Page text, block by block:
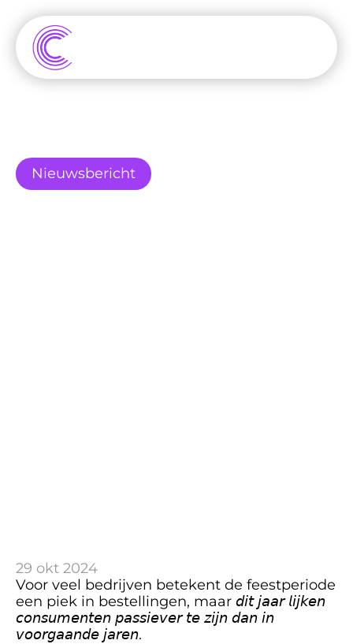
Nieuwsbericht
29 okt 2024
Voor veel bedrijven betekent de feestperiode
een piek in bestellingen, maar 𝘥𝘪𝘵 𝘫𝘢𝘢𝘳 𝘭𝘪𝘫𝘬𝘦𝘯
𝘤𝘰𝘯𝘴𝘶𝘮𝘦𝘯𝘵𝘦𝘯 𝘱𝘢𝘴𝘴𝘪𝘦𝘷𝘦𝘳 𝘵𝘦 𝘻𝘪𝘫𝘯 𝘥𝘢𝘯 𝘪𝘯
𝘷𝘰𝘰𝘳𝘨𝘢𝘢𝘯𝘥𝘦 𝘫𝘢𝘳𝘦𝘯.